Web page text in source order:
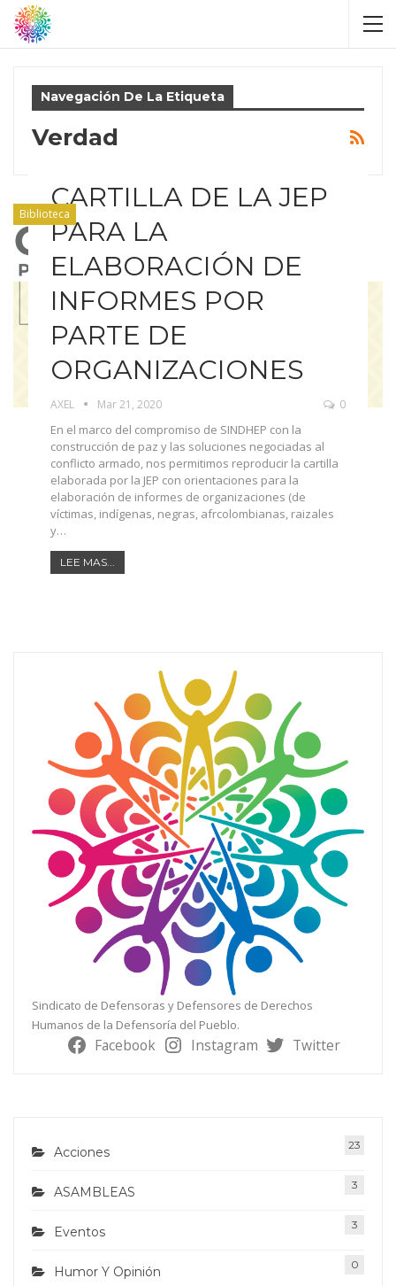
Navegación De La Etiqueta
Verdad
Biblioteca
CARTILLA DE LA JEP
PARA LA
ELABORACIÓN DE
INFORMES POR
PARTE DE
ORGANIZACIONES
AXEL Mar 21, 2020 0
En el marco del compromiso de SINDHEP con la
construcción de paz y las soluciones negociadas al
conflicto armado, nos permitimos reproducir la cartilla
elaborada por la JEP con orientaciones para la
elaboración de informes de organizaciones (de
víctimas, indígenas, negras, afrcolombianas, raizales
y…
LEE MAS...
Sindicato de Defensoras y Defensores de Derechos
Humanos de la Defensoría del Pueblo.
Facebook Instagram Twitter
Acciones 23
ASAMBLEAS 3
Eventos 3
Humor Y Opinión 0